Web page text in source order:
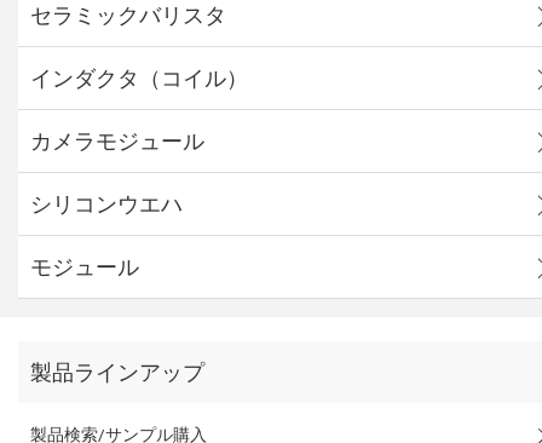
セラミックバリスタ
インダクタ（コイル）
カメラモジュール
シリコンウエハ
モジュール
製品ラインアップ
製品検索/サンプル購入